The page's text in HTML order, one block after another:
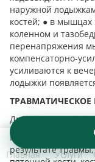
наружной
костей; ● в мышцах
коленном и
перенапряжения
компенсаторно-
усиливаются к
лодыжки
Другой вид этой
Как и следует из
результате
Главная Услуги